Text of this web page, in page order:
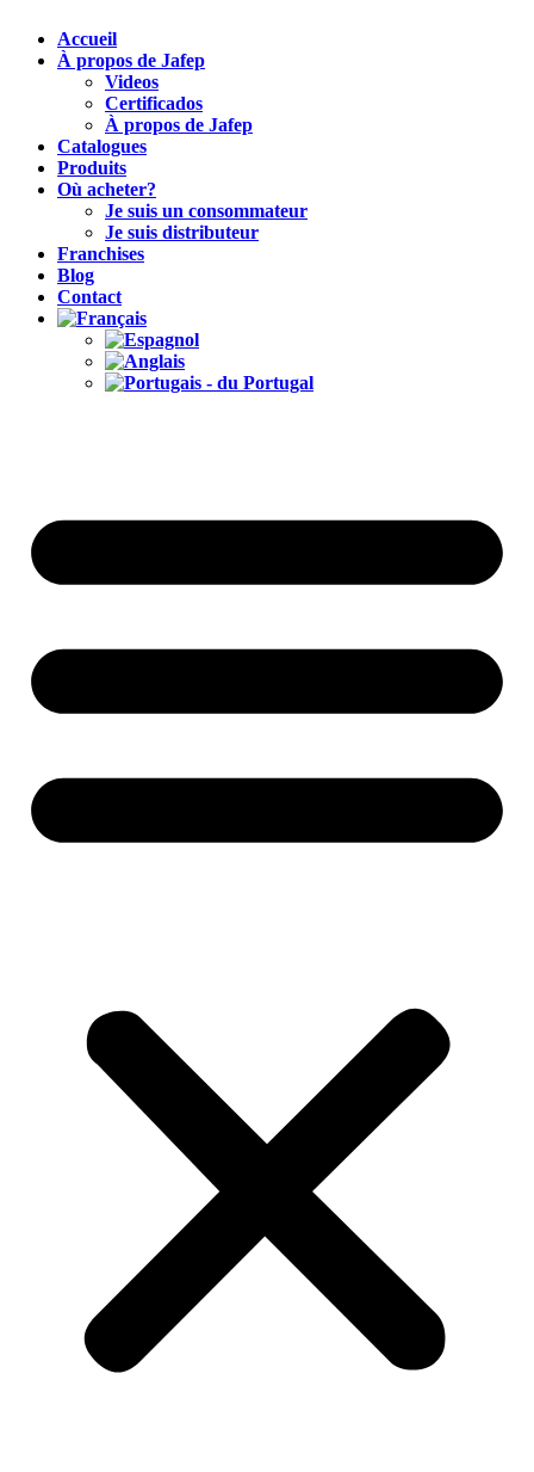
Accueil
À propos de Jafep
Videos
Certificados
À propos de Jafep
Catalogues
Produits
Où acheter?
Je suis un consommateur
Je suis distributeur
Franchises
Blog
Contact